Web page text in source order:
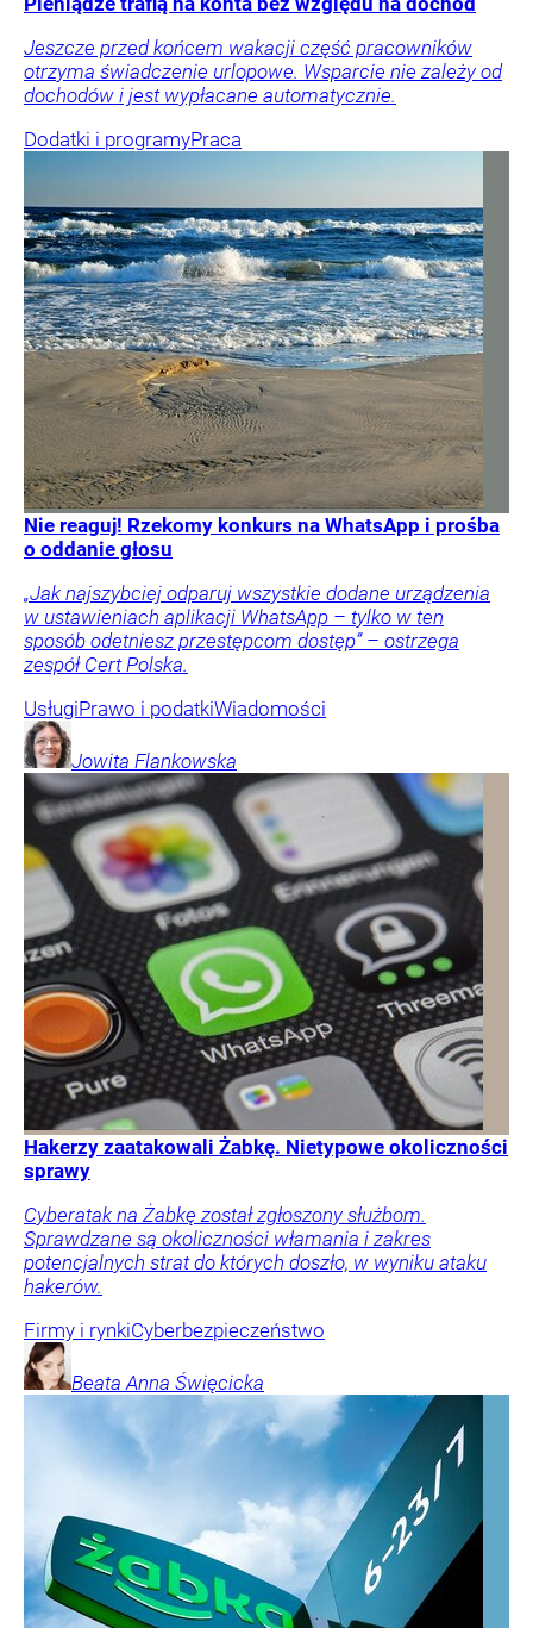
Jeszcze przed końcem wakacji część pracowników
otrzyma świadczenie urlopowe. Wsparcie nie zależy od
dochodów i jest wypłacane automatycznie.
Dodatki i programyPraca
Nie reaguj! Rzekomy konkurs na WhatsApp i prośba
o oddanie głosu
„Jak najszybciej odparuj wszystkie dodane urządzenia
w ustawieniach aplikacji WhatsApp – tylko w ten
sposób odetniesz przestępcom dostęp” – ostrzega
zespół Cert Polska.
UsługiPrawo i podatkiWiadomości
Jowita Flankowska
Hakerzy zaatakowali Żabkę. Nietypowe okoliczności
sprawy
Cyberatak na Żabkę został zgłoszony służbom.
Sprawdzane są okoliczności włamania i zakres
potencjalnych strat do których doszło, w wyniku ataku
hakerów.
Firmy i rynkiCyberbezpieczeństwo
Beata Anna Święcicka